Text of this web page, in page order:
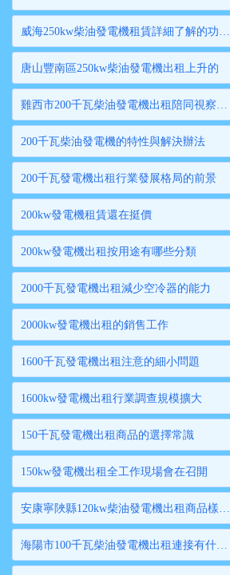
威海250kw柴油發電機租賃詳細了解的功能優勢
唐山豐南區250kw柴油發電機出租上升的
雞西市200千瓦柴油發電機出租陪同視察指導
200千瓦柴油發電機的特性與解決辦法
200千瓦發電機出租行業發展格局的前景
200kw發電機租賃還在挺價
200kw發電機出租按用途有哪些分類
2000千瓦發電機出租減少空冷器的能力
2000kw發電機出租的銷售工作
1600千瓦發電機出租注意的細小問題
1600kw發電機出租行業調查規模擴大
150千瓦發電機出租商品的選擇常識
150kw發電機出租全工作現場會在召開
安康寧陜縣120kw柴油發電機出租商品樣式圖
海陽市100千瓦柴油發電機出租連接有什么要求